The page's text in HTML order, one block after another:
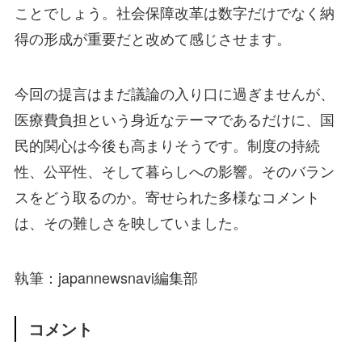
ことでしょう。社会保障改革は数字だけでなく納
得の形成が重要だと改めて感じさせます。
今回の提言はまだ議論の入り口に過ぎませんが、
医療費負担という身近なテーマであるだけに、国
民的関心は今後も高まりそうです。制度の持続
性、公平性、そして暮らしへの影響。そのバラン
スをどう取るのか。寄せられた多様なコメント
は、その難しさを映していました。
執筆：japannewsnavi編集部
コメント